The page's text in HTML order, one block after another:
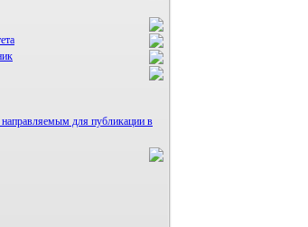
и опубликования
для публикации в